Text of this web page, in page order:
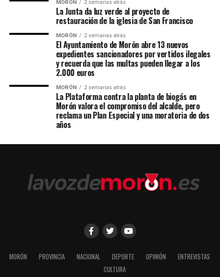
MORÓN 2 semanas atrás
La Junta da luz verde al proyecto de
restauración de la iglesia de San Francisco
MORÓN 2 semanas atrás
El Ayuntamiento de Morón abre 13 nuevos
expedientes sancionadores por vertidos ilegales
y recuerda que las multas pueden llegar a los
2.000 euros
MORÓN 2 semanas atrás
La Plataforma contra la planta de biogás en
Morón valora el compromiso del alcalde, pero
reclama un Plan Especial y una moratoria de dos
años
MORÓN PROVINCIA NACIONAL DEPORTE OPINIÓN
ENTREVISTAS
CULTURA